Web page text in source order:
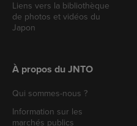
Liens vers la bibliothèque
de photos et vidéos du
Japon
À propos du JNTO
Qui sommes-nous ?
Information sur les
marchés publics